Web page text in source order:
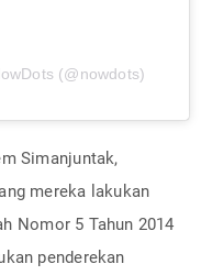
(@nowdots)
Simanjuntak,
mereka lakukan
Nomor 5 Tahun 2014
penderekan